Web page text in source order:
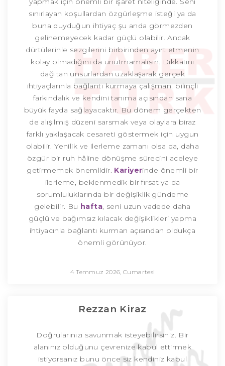
sınırlayan koşullardan özgürleşme isteği ya da
buna duyduğun ihtiyaç şu anda görmezden
gelinemeyecek kadar güçlü olabilir. Ancak
dürtülerinle sezgilerini birbirinden ayırt etmenin
kolay olmadığını da unutmamalısın. Dikkatini
dağıtan unsurlardan uzaklaşarak gerçek
ihtiyaçlarınla bağlantı kurmaya çalışman, bilinçli
farkındalık ve kendini tanıma açısından sana
büyük fayda sağlayacaktır. Bu dönem gerçekten
de alışılmış düzeni sarsmak veya olaylara biraz
farklı yaklaşacak cesareti göstermek için uygun
olabilir. Yenilik ve ilerleme zamanı olsa da, daha
özgür bir ruh hâline dönüşme sürecini aceleye
getirmemek önemlidir. Kariyerinde önemli bir
ilerleme, beklenmedik bir fırsat ya da
sorumluluklarında bir değişiklik gündeme
gelebilir. Bu hafta, seni uzun vadede daha
güçlü ve bağımsız kılacak değişiklikleri yapma
ihtiyacınla bağlantı kurman açısından oldukça
önemli görünüyor.
4 Temmuz 2026, Cumartesi
Rezzan Kiraz
Doğrularınızı savunmak isteyebilirsiniz. Bir
alanınız olduğunu çevrenize kabul ettirmek
istiyorsanız bunu önce siz kendiniz kabul